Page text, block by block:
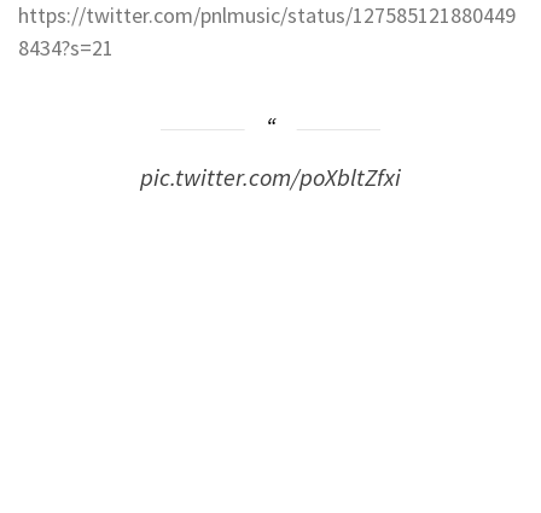
https://twitter.com/pnlmusic/status/127585121880449
8434?s=21
pic.twitter.com/poXbltZfxi